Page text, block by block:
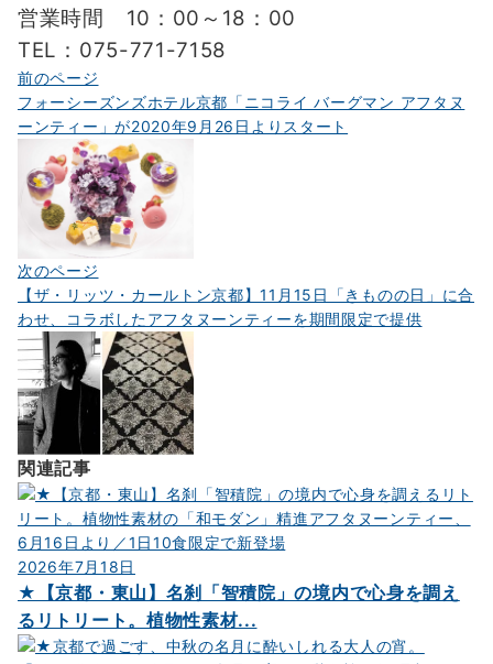
営業時間 10：00～18：00
TEL：075-771-7158
投
稿
ナ
ビ
ゲ
シ
ョ
ン
前のページ
フォーシーズンズホテル京都「ニコライ バーグマン アフタヌ
ーンティー」が2020年9月26日よりスタート
次のページ
【ザ・リッツ・カールトン京都】11月15日「きものの日」に合
わせ、コラボしたアフタヌーンティーを期間限定で提供
関連記事
2026年7月18日
★【京都・東山】名刹「智積院」の境内で心身を調え
るリトリート。植物性素材...